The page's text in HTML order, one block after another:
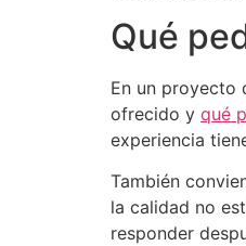
Qué
En un proyecto
ofrecido y qué
experiencia
También
la calidad no
responder